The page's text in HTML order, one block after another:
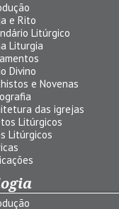
e Rito
Litúrgico
Liturgia
Divino
e Novenas
das igrejas
Litúrgicos
Litúrgicos